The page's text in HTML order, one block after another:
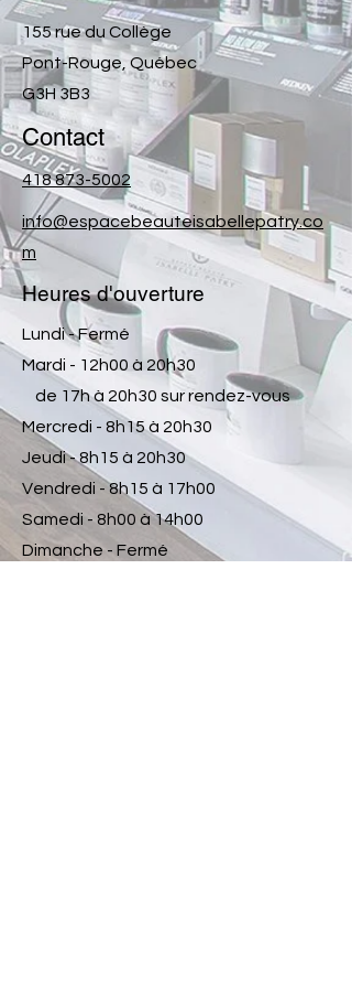
voyage des sens pour retrouver
une sérénité, un bien-être global
ainsi qu'un éclat de peau
rayonnant.
Offrez cette expérience à une
personne chère ou bien à vous
même!
178,21 $ avec taxes
155 rue du Collège
Pont-Rouge, Québec
G3H 3B3
Contact
418 873-5002
info@espacebeauteisabellepatry.co
m
Heures d'ouverture
Lundi - Fermé
Mardi - 12h00 à 20h30
de 17h à 20h30 sur rendez-vous
Mercredi - 8h15 à 20h30
Jeudi - 8h15 à 20h30
Vendredi - 8h15 à 17h00
Samedi - 8h00 à 14h00
Dimanche - Fermé